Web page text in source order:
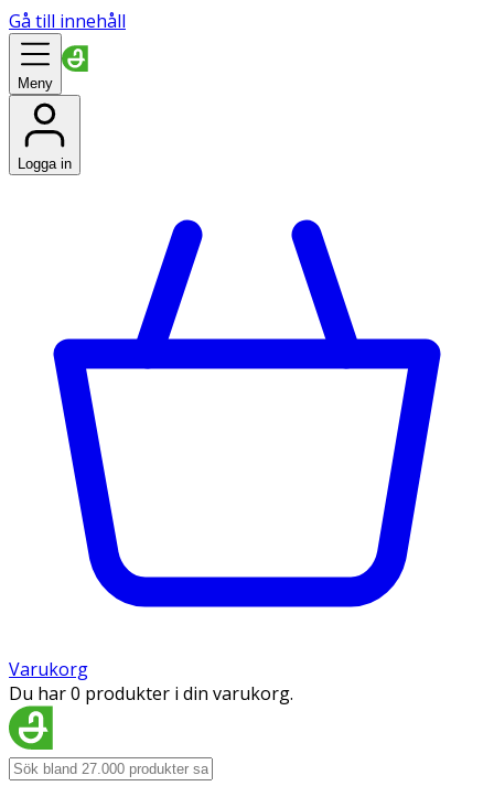
Gå till innehåll
Meny
Logga in
Varukorg
Du har 0 produkter i din varukorg.